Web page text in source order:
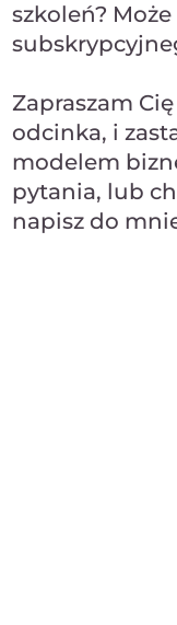
szkoleń?
Zapraszam
odcinka, i
modelem
pytania, lub
napisz do